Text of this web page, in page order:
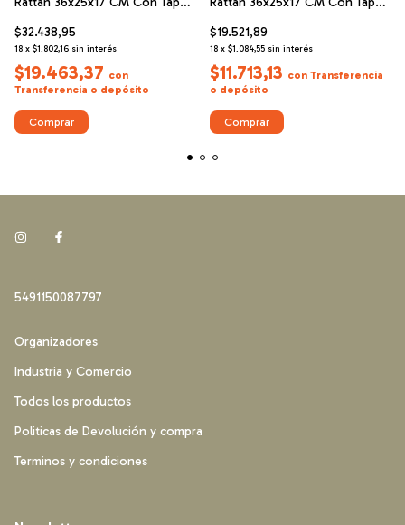
$32.438,95
18 x $1.802,16 sin interés
$19.463,37 con
Transferencia o depósito
Comprar
$19.521,89
18 x $1.084,55 sin interés
$11.713,13 con Transferencia
o depósito
Comprar
5491150087797
Organizadores
Industria y Comercio
Todos los productos
Politicas de Devolución y compra
Terminos y condiciones